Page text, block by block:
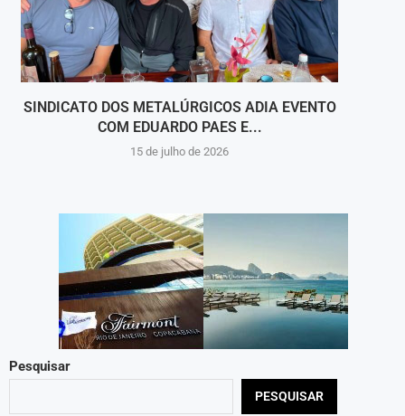
SINDICATO DOS METALÚRGICOS ADIA EVENTO
COM EDUARDO PAES E...
15 de julho de 2026
Pesquisar
PESQUISAR